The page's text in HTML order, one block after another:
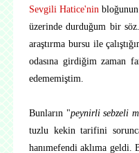
Sevgili Hatice'nin
üzerinde durduğum bir söz.
araştırma bursu ile
odasına girdiğim zaman
edememiştim.
Bunların "peynirli sebzeli
tuzlu kekin tarifini
hanımefendi aklıma geldi.